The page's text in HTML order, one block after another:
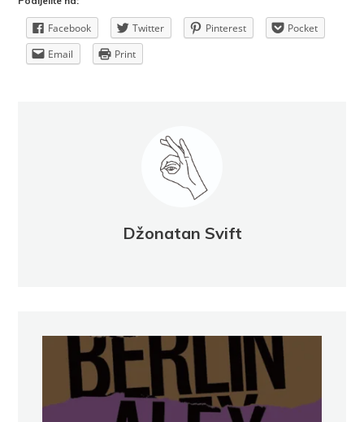
Facebook Twitter Pinterest
Pocket
Email
Print
Džonatan Svift